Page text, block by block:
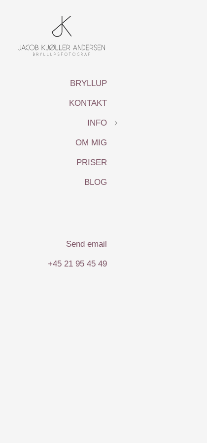
BRYLLUP
KONTAKT
INFO
OM MIG
PRISER
BLOG
Send email
+45 21 95 45 49